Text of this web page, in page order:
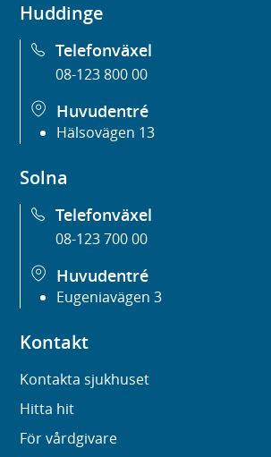
Huddinge
Telefonväxel
08-123 800 00
Huvudentré
Hälsovägen 13
Solna
Telefonväxel
08-123 700 00
Huvudentré
Eugeniavägen 3
Kontakt
Kontakta sjukhuset
Hitta hit
För vårdgivare